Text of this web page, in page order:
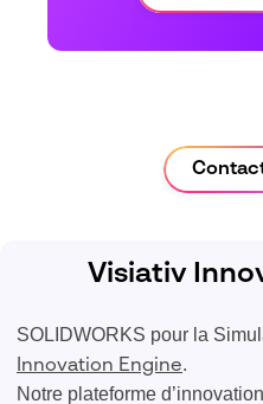
Visiativ
SOLIDWORKS pour la
Innovation Engine.
Notre plateforme